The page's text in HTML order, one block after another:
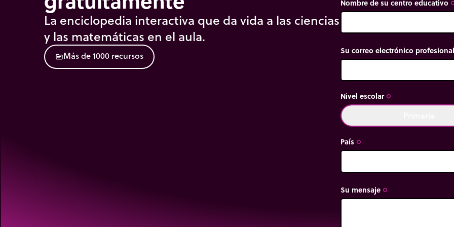
La enciclopedia interactiva que da vida a las ciencias
y las matemáticas en el aula.
sourceMásde1000 recursos
Nombre de su centro educativo
Su correo electrónico profesional
Nivel escolar trip_origin
País trip_origin
Su mensaje trip_origin